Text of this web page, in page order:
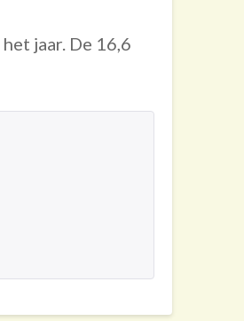
jaar. De 16,6